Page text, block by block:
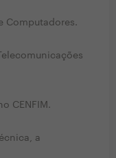
Computadores.
CENFIM.
a